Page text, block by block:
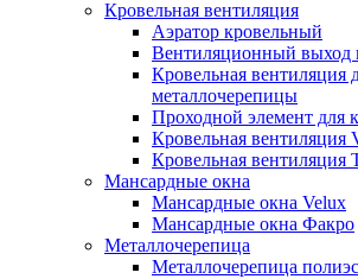
Кровельная вентиляция
Аэратор кровельный
Вентиляционный выход
Кровельная вентиляция
металлочерепицы
Проходной элемент для
Кровельная вентиляция
Кровельная вентиляция
Мансардные окна
Мансардные окна Velux
Мансардные окна Факро
Металлочерепица
Металлочерепица